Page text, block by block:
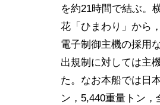
を約21時間で結ぶ。
花「ひまわり」から
電子制御主機の採用
出規制に対しては主
た。なお本船では日
ン，5,440重量トン